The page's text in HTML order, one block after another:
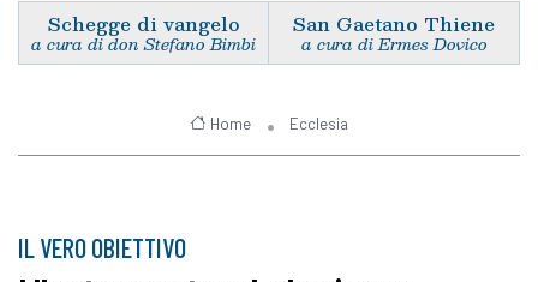
Schegge di vangelo
a cura di don Stefano Bimbi
San Gaetano Thiene
a cura di Ermes Dovico
Home Ecclesia
IL VERO OBIETTIVO